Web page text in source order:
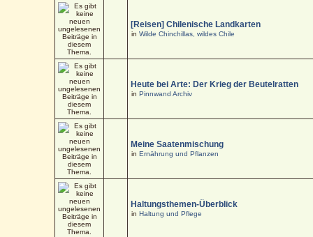
[Reisen] Chilenische Landkarten
inWilde Chinchillas, wildes Chile
Heute bei Arte: Der Krieg der Beutelratten
inPinnwand Archiv
Meine Saatenmischung
inErnährung und Pflanzen
Haltungsthemen-Überblick
inHaltung und Pflege